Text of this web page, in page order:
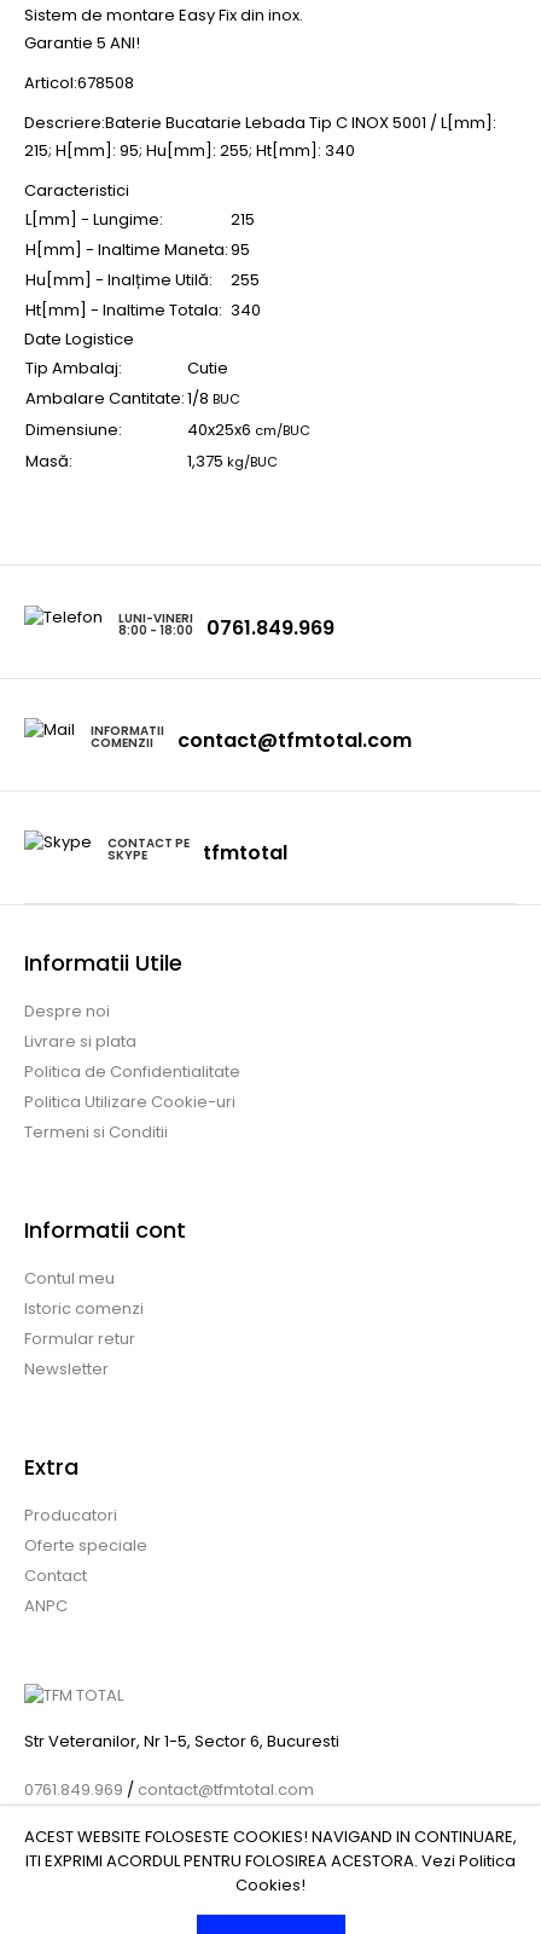
ACEST WEBSITE FOLOSESTE COOKIES! NAVIGAND IN CONTINUARE,
ITI EXPRIMI ACORDUL PENTRU FOLOSIREA ACESTORA. Vezi Politica
Cookies!
Sistem de montare Easy Fix din inox.
Garantie 5 ANI!
Articol:678508
Descriere:Baterie Bucatarie Lebada Tip C INOX 5001 / L[mm]:
215; H[mm]: 95; Hu[mm]: 255; Ht[mm]: 340
Caracteristici
L[mm] - Lungime:
215
H[mm] - Inaltime Maneta:95
Hu[mm] - Inalțime Utilă:
255
Ht[mm] - Inaltime Totala: 340
Date Logistice
Tip Ambalaj:
Cutie
Ambalare Cantitate:1/8 BUC
Dimensiune: 40x25x6 cm/BUC
Masă: 1,375 kg/BUC
LUNI-VINERI
8:00 - 18:00 0761.849.969
INFORMATII
COMENZII contact@tfmtotal.com
CONTACT PE
SKYPE tfmtotal
Informatii Utile
Despre noi
Livrare si plata
Politica de Confidentialitate
Politica Utilizare Cookie-uri
Termeni si Conditii
Informatii cont
Contul meu
Istoric comenzi
Formular retur
Newsletter
Extra
Producatori
Oferte speciale
Contact
ANPC
Str Veteranilor, Nr 1-5, Sector 6, Bucuresti
0761.849.969 / contact@tfmtotal.com
© 2022 TFM GLOBAL IMPEX SRL , CIF: 41247203 | Nr. reg.: